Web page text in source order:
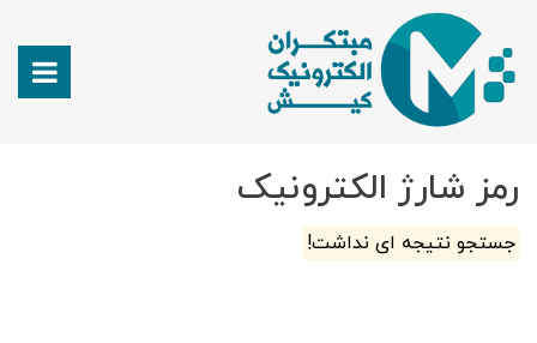
رمز شارژ الکترونیک
جستجو نتیجه ای نداشت!